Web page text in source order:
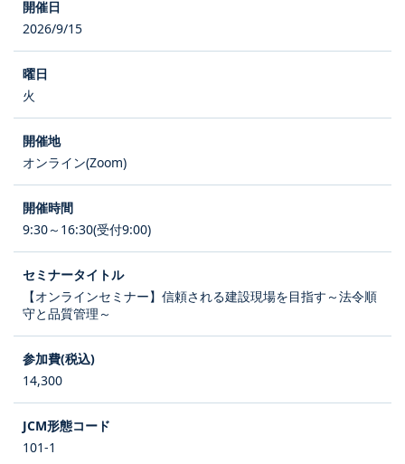
2026/9/15
火
オンライン(Zoom)
9:30～16:30(受付9:00)
【オンラインセミナー】信頼される建設現場を目指す～法令順
守と品質管理～
14,300
101-1